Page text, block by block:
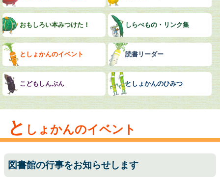
と しょかんのイベント
図書館の行事をお知らせします
おもしろい本みつけた！ しらべもの・リンク集
としょかんのイベント 読書リーダー
こどもしんぶん としょかんのひみつ